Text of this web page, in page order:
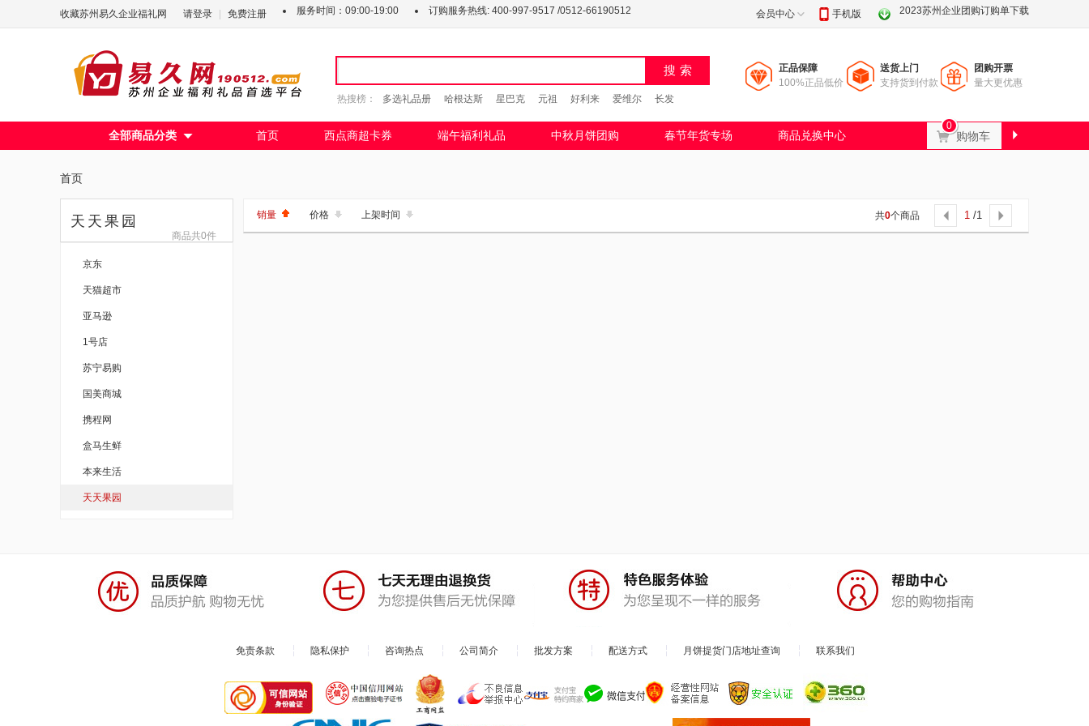
收藏苏州易久企业福礼网 请登录 免费注册 服务时间：09:00-19:00 订购服务热线: 400-997-9517 /0512-66190512 会员中心 手机版 2023苏州企业团购订购单下载
搜索
热搜榜： 多选礼品册 哈根达斯 星巴克 元祖 好利来 爱维尔 长发
正品保障
100%正品低价
送货上门
支持货到付款
团购开票
量大更优惠
全部商品分类  首页 西点商超卡券 端午福利礼品 中秋月饼团购 春节年货专场 商品兑换中心 Ɲ 购物车 
0
首页
天天果园
商品共0件
京东
天猫超市
亚马逊
1号店
苏宁易购
国美商城
携程网
盒马生鲜
本来生活
天天果园
销量 价格 上架时间 共0个商品  1 /1 
免责条款 隐私保护 咨询热点 公司简介 批发方案 配送方式 月饼提货门店地址查询 联系我们